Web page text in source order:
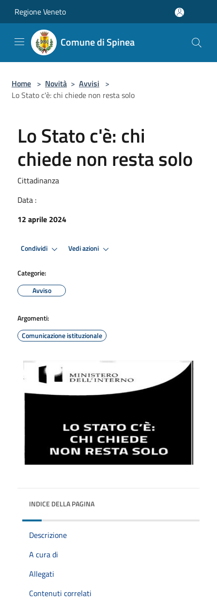
Regione Veneto
Comune di Spinea
Home > Novità > Avvisi >
Lo Stato c'è: chi chiede non resta solo
Lo Stato c'è: chi
chiede non resta solo
Cittadinanza
Data :
12 aprile 2024
Condividi Vedi azioni
Categorie:
Avviso
Argomenti:
Comunicazione istituzionale
INDICE DELLA PAGINA
Descrizione
A cura di
Allegati
Contenuti correlati